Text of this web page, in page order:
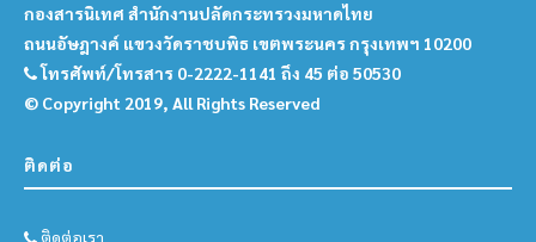
กองสารนิเทศ สำนักงานปลัดกระทรวงมหาดไทย
ถนนอัษฎางค์ แขวงวัดราชบพิธ เขตพระนคร กรุงเทพฯ 10200
โทรศัพท์/โทรสาร 0-2222-1141 ถึง 45 ต่อ 50530
© Copyright 2019, All Rights Reserved
ติดต่อ
ติดต่อเรา